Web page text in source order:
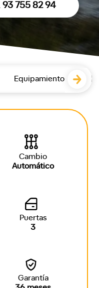
93 755 82 94
Equipamiento
Cambio
Automático
Puertas
3
Garantía